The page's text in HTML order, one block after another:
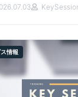
情報